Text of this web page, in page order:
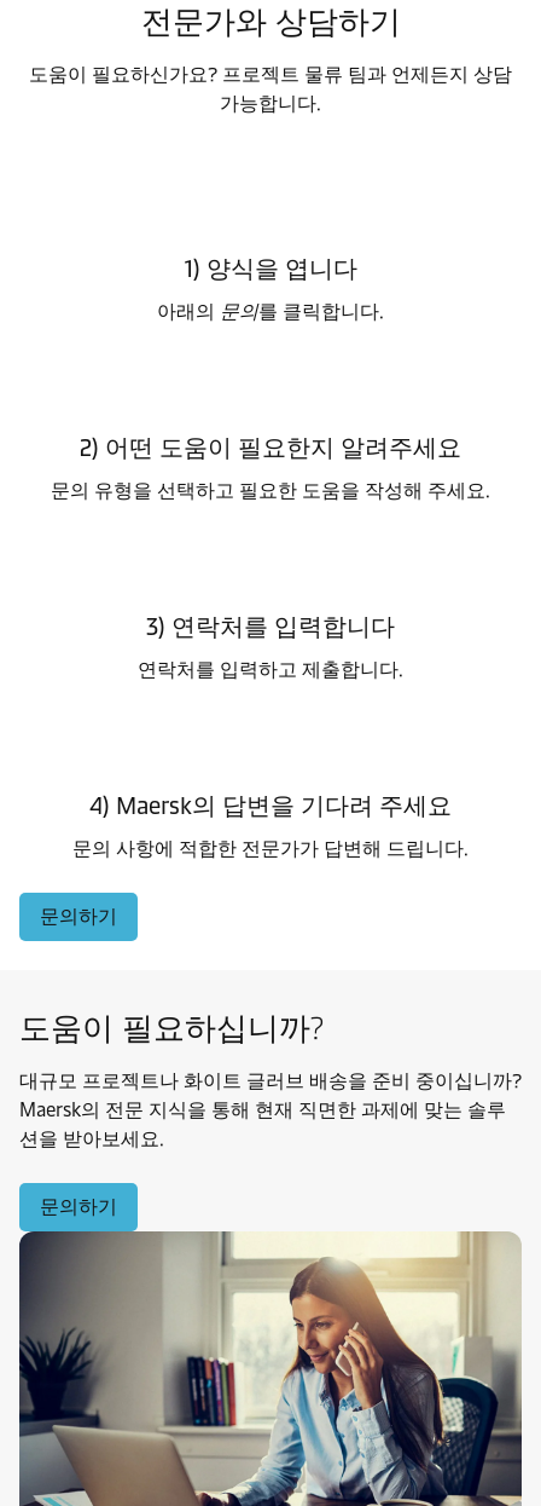
전문가와 상담하기
도움이 필요하신가요? 프로젝트 물류 팀과 언제든지 상담
가능합니다.
1) 양식을 엽니다
아래의 문의를 클릭합니다.
2) 어떤 도움이 필요한지 알려주세요
문의 유형을 선택하고 필요한 도움을 작성해 주세요.
3) 연락처를 입력합니다
연락처를 입력하고 제출합니다.
4) Maersk의 답변을 기다려 주세요
문의 사항에 적합한 전문가가 답변해 드립니다.
문의하기
도움이 필요하십니까?
대규모 프로젝트나 화이트 글러브 배송을 준비 중이십니까?
Maersk의 전문 지식을 통해 현재 직면한 과제에 맞는 솔루
션을 받아보세요.
문의하기